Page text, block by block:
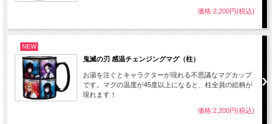
価格:2,200円(税込)
NEW
鬼滅の刃 感温チェンジングマグ（柱）
お湯を注ぐとキャラクターが現れる不思議なマグカップ
です。マグの温度が45度以上になると、柱全員の絵柄が
現れます！
価格:2,200円(税込)